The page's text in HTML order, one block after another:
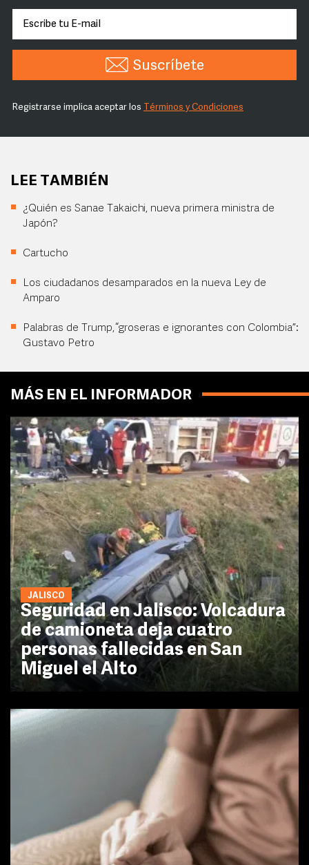
Suscríbete
Registrarse implica aceptar los Términos y Condiciones
LEE TAMBIÉN
¿Quién es Sanae Takaichi, nueva primera ministra de
Japón?
Cartucho
Los ciudadanos desamparados en la nueva Ley de
Amparo
Palabras de Trump, “groseras e ignorantes con Colombia”:
Gustavo Petro
MÁS EN EL INFORMADOR
JALISCO
Seguridad en Jalisco: Volcadura
de camioneta deja cuatro
personas fallecidas en San
Miguel el Alto